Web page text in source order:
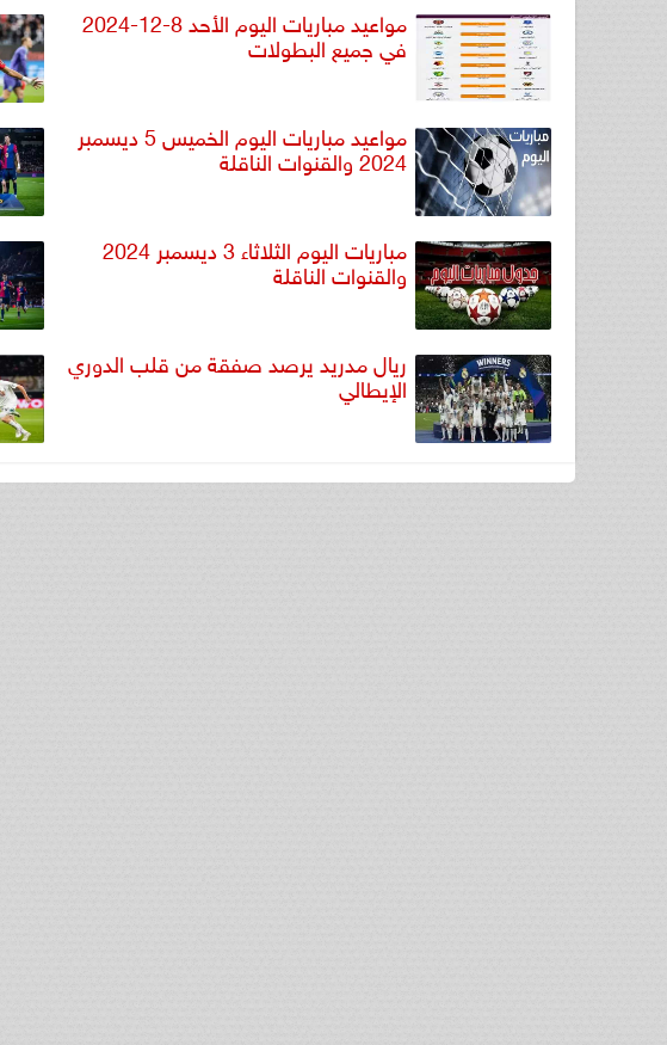
مواعيد مباريات اليوم الأحد 8-12-2024
في جميع البطولات
مواعيد مباريات اليوم الخميس 5 ديسمبر
2024 والقنوات الناقلة
مباريات اليوم الثلاثاء 3 ديسمبر 2024
والقنوات الناقلة
ريال مدريد يرصد صفقة من قلب الدوري
الإيطالي